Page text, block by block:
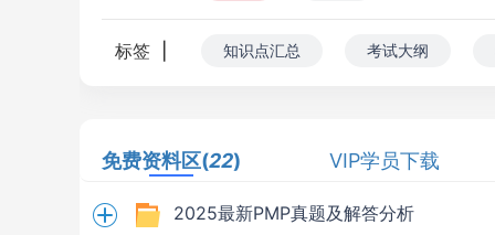
标签 知识点汇总 考试大纲
免费资料区(22) VIP学员下载
2025最新PMP真题及解答分析